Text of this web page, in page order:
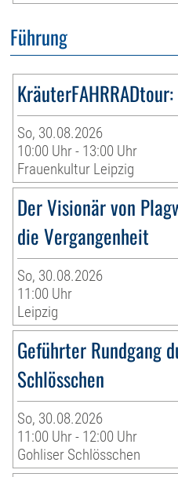
Führung
So, 30.08.2026
10:00 Uhr - 13:00 Uhr
Frauenkultur Leipzig
Der Visionär von
die Vergangenheit
So, 30.08.2026
11:00 Uhr
Leipzig
Geführter Rundgang
Schlösschen
So, 30.08.2026
11:00 Uhr - 12:00 Uhr
Gohliser Schlösschen